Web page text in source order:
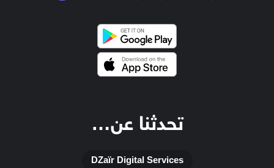
تحدثنا عن…
DZaïr Digital Services